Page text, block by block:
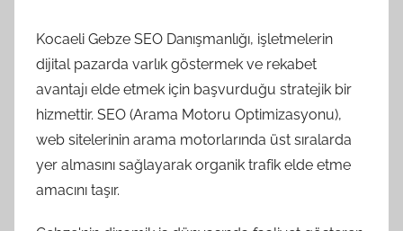
Kocaeli Gebze SEO Danışmanlığı, işletmelerin
dijital pazarda varlık göstermek ve rekabet
avantajı elde etmek için başvurduğu stratejik bir
hizmettir. SEO (Arama Motoru Optimizasyonu),
web sitelerinin arama motorlarında üst sıralarda
yer almasını sağlayarak organik trafik elde etme
amacını taşır.